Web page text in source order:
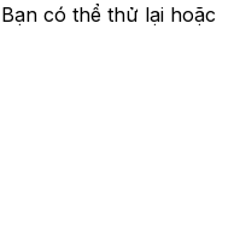
có thể thử lại hoặc